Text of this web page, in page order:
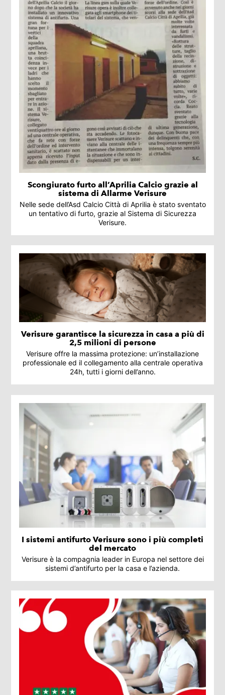
Scongiurato furto all’Aprilia Calcio grazie al
sistema di Allarme Verisure
Nelle sede dell’Asd Calcio Città di Aprilia è stato sventato
un tentativo di furto, grazie al Sistema di Sicurezza
Verisure.
Verisure garantisce la sicurezza in casa a più di
2,5 milioni di persone
Verisure offre la massima protezione: un’installazione
professionale ed il collegamento alla centrale operativa
24h, tutti i giorni dell’anno.
I sistemi antifurto Verisure sono i più completi
del mercato
Verisure è la compagnia leader in Europa nel settore dei
sistemi d’antifurto per la casa e l’azienda.